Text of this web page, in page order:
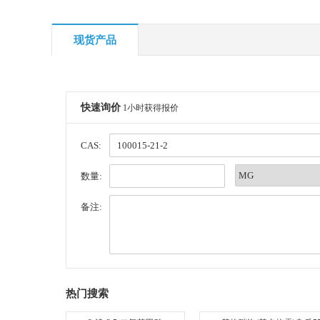
现货产品
快速询价 1小时获得报价
CAS:
数量:
备注:
热门搜索